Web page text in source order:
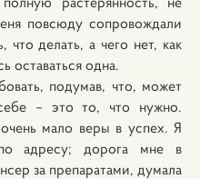
повсюду сопровождали
что делать, а чего нет, как
оставаться одна.
подумав, что, может
– это то, что нужно.
мало веры в успех. Я
адресу; дорога мне в
за препаратами, думала